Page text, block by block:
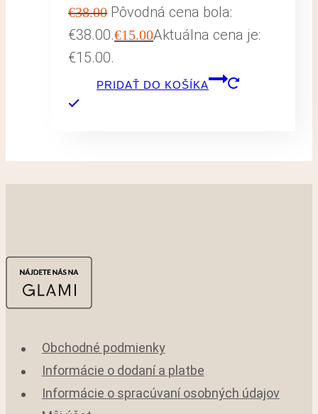
€38.00 Pôvodná cena bola:
€38.00.€15.00Aktuálna cena je:
€15.00.
PRIDAŤ DO KOŠÍKA
Obchodné podmienky
Informácie o dodaní a platbe
Informácie o spracúvaní osobných údajov